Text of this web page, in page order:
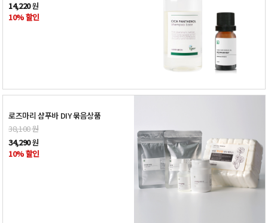
14,220원
10% 할인
로즈마리 샴푸바 DIY 묶음상품
38,100원
34,290원
10% 할인